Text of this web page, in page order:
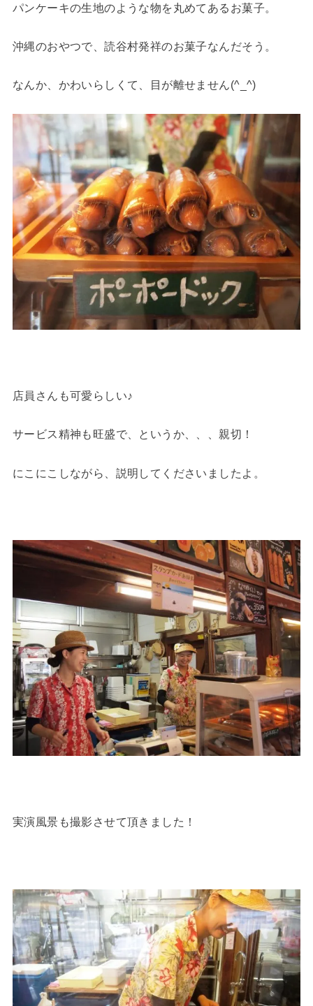
パンケーキの生地のような物を丸めてあるお菓子。
沖縄のおやつで、読谷村発祥のお菓子なんだそう。
なんか、かわいらしくて、目が離せません(^_^)
店員さんも可愛らしい♪
サービス精神も旺盛で、というか、、、親切！
にこにこしながら、説明してくださいましたよ。
実演風景も撮影させて頂きました！